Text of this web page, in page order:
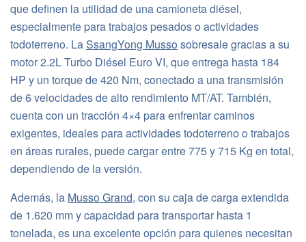
que definen la utilidad de una camioneta diésel,
especialmente para trabajos pesados o actividades
todoterreno. LaSsangYong Musso sobresale gracias a su
motor 2.2L Turbo Diésel Euro VI, que entrega hasta 184
HP y un torque de 420 Nm, conectado a una transmisión
de 6 velocidades de alto rendimiento MT/AT. También,
cuenta con un tracción 4×4 para enfrentar caminos
exigentes, ideales para actividades todoterreno o trabajos
en áreas rurales​, puede cargar entre 775 y 715 Kg en total,
dependiendo de la versión.
Además, la Musso Grand, con su caja de carga extendida
de 1.620 mm y capacidad para transportar hasta 1
tonelada, es una excelente opción para quienes necesitan